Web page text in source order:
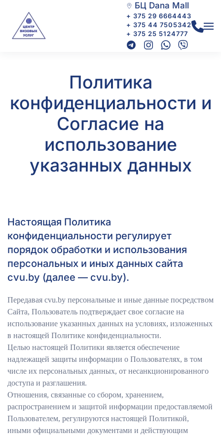
БЦ Dana Mall
+ 375 29 6664443
+ 375 44 7505342
+ 375 25 5124777
Политика
конфиденциальности и
Cогласие на
использование
указанных данных
Настоящая Политика
конфиденциальности регулирует
порядок обработки и использования
персональных и иных данных сайта
сvu.by (далее — сvu.by).
Передавая сvu.by персональные и иные данные посредством
Сайта, Пользователь подтверждает свое согласие на
использование указанных данных на условиях, изложенных
в настоящей Политике конфиденциальности.
Целью настоящей Политики является обеспечение
надлежащей защиты информации о Пользователях, в том
числе их персональных данных, от несанкционированного
доступа и разглашения.
Отношения, связанные со сбором, хранением,
распространением и защитой информации предоставляемой
Пользователем, регулируются настоящей Политикой,
иными официальными документами и действующим